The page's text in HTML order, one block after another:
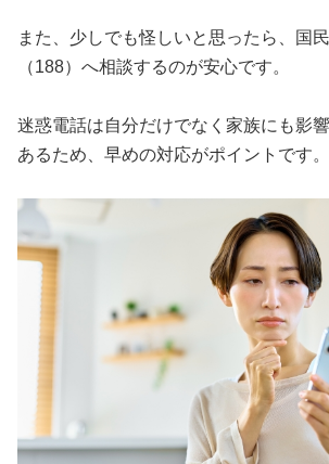
また、少しでも怪しいと思ったら、国
（188）へ相談するのが安心です。
迷惑電話は自分だけでなく家族にも影
あるため、早めの対応がポイントです。